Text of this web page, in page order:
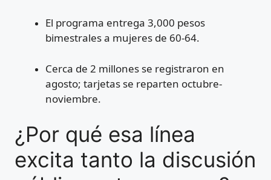
El programa entrega 3,000 pesos
bimestrales a mujeres de 60-64.
Cerca de 2 millones se registraron en
agosto; tarjetas se reparten octubre-
noviembre.
¿Por qué esa línea
excita tanto la discusión